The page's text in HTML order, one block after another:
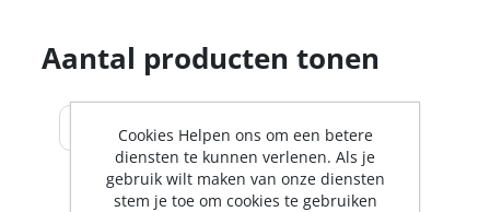
Aantal producten tonen
Cookies Helpen ons om een betere
diensten te kunnen verlenen. Als je
gebruik wilt maken van onze diensten
stem je toe om cookies te gebruiken